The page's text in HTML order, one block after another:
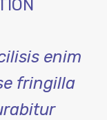
enim
fringilla